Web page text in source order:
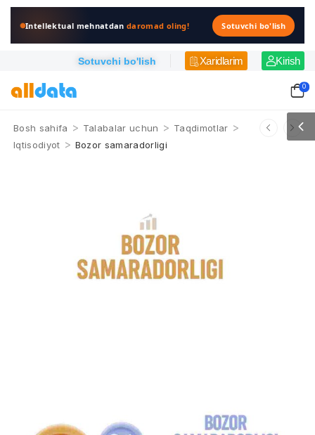
Intellektual mehnatdandaromad oling! Sotuvchi bo'lish
Sotuvchi bo'lish Xaridlarim Kirish
0
Bosh sahifa > Talabalar uchun > Taqdimotlar >
Iqtisodiyot > Bozor samaradorligi